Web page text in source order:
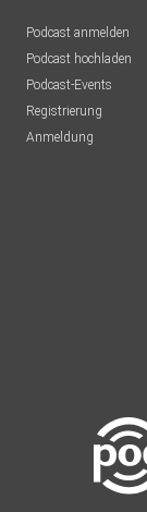
Podcast anmelden
Podcast hochladen
Podcast-Events
Registrierung
Anmeldung